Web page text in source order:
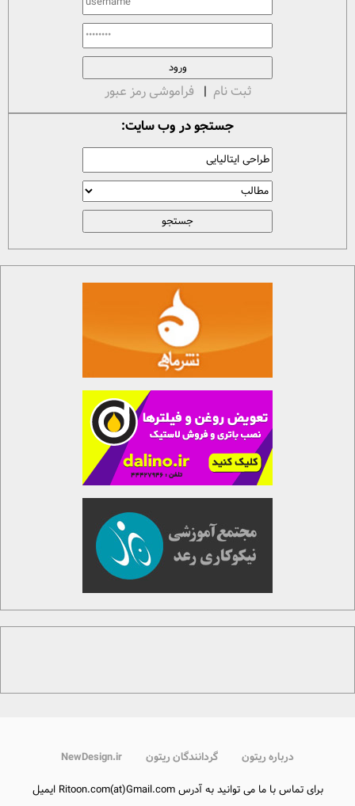
ثبت نام | فراموشی رمز عبور
جستجو در وب سایت:
درباره ریتون گردانندگان ریتون NewDesign.ir
برای تماس با ما می توانید به آدرس Ritoon.com(at)Gmail.com ایمیل